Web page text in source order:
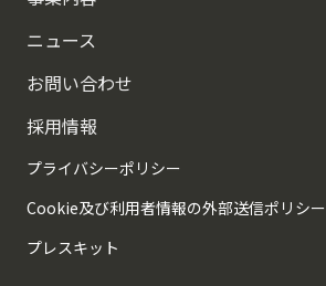
ニュース
お問い合わせ
採用情報
プライバシーポリシー
Cookie及び利用者情報の外部送信ポリシー
プレスキット